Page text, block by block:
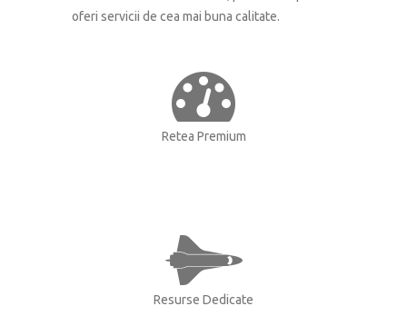
oferi servicii de cea mai buna calitate.
Retea Premium
Resurse Dedicate